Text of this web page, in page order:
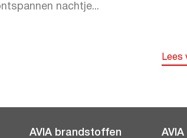
nachtje...
Lees
AVIA brandstoffen